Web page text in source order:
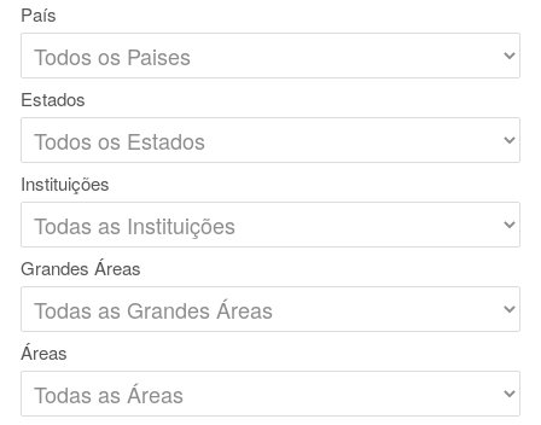
País
Estados
Instituições
Grandes Áreas
Áreas